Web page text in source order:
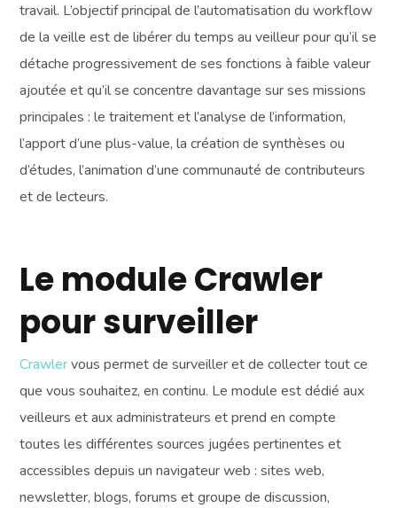
travail. L’objectif principal de l’automatisation du workflow
de la veille est de libérer du temps au veilleur pour qu’il se
détache progressivement de ses fonctions à faible valeur
ajoutée et qu’il se concentre davantage sur ses missions
principales : le traitement et l’analyse de l’information,
l’apport d’une plus-value, la création de synthèses ou
d’études, l’animation d’une communauté de contributeurs
et de lecteurs.
Le module Crawler
pour surveiller
Crawlervous permet de surveiller et de collecter tout ce
que vous souhaitez, en continu. Le module est dédié aux
veilleurs et aux administrateurs et prend en compte
toutes les différentes sources jugées pertinentes et
accessibles depuis un navigateur web : sites web,
newsletter, blogs, forums et groupe de discussion,